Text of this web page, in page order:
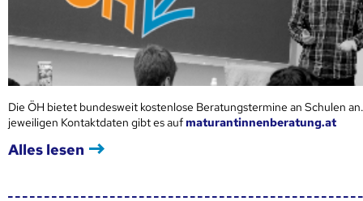
Die ÖH bietet bundesweit kostenlose Beratungstermine an Schulen
jeweiligen Kontaktdaten gibt es aufmaturantinnenberatung.at
Alles lesen